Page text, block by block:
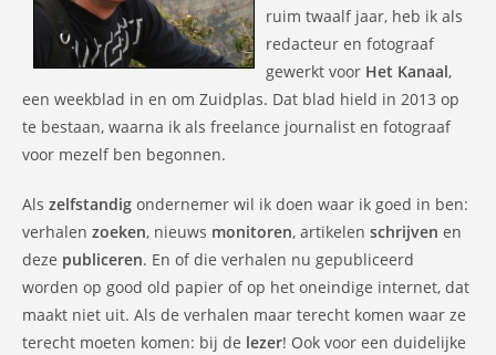
ruim twaalf jaar, heb ik als
redacteur en fotograaf
gewerkt voor Het Kanaal,
een weekblad in en om Zuidplas. Dat blad hield in 2013 op
te bestaan, waarna ik als freelance journalist en fotograaf
voor mezelf ben begonnen.
Als zelfstandig ondernemer wil ik doen waar ik goed in ben:
verhalen zoeken, nieuws monitoren, artikelen schrijven en
deze publiceren. En of die verhalen nu gepubliceerd
worden op good old papier of op het oneindige internet, dat
maakt niet uit. Als de verhalen maar terecht komen waar ze
terecht moeten komen: bij de lezer! Ook voor een duidelijke